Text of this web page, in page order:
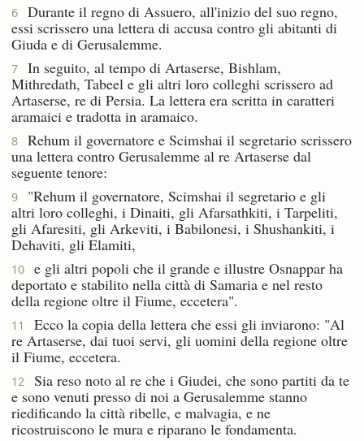
6
Durante il regno di Assuero, all'inizio del suo regno,
essi scrissero una lettera di accusa contro gli abitanti di
Giuda e di Gerusalemme.
7
In seguito, al tempo di Artaserse, Bishlam,
Mithredath, Tabeel e gli altri loro colleghi scrissero ad
Artaserse, re di Persia. La lettera era scritta in caratteri
aramaici e tradotta in aramaico.
8
Rehum il governatore e Scimshai il segretario scrissero
una lettera contro Gerusalemme al re Artaserse dal
seguente tenore:
9
"Rehum il governatore, Scimshai il segretario e gli
altri loro colleghi, i Dinaiti, gli Afarsathkiti, i Tarpeliti,
gli Afaresiti, gli Arkeviti, i Babilonesi, i Shushankiti, i
Dehaviti, gli Elamiti,
10
e gli altri popoli che il grande e illustre Osnappar ha
deportato e stabilito nella città di Samaria e nel resto
della regione oltre il Fiume, eccetera".
11
Ecco la copia della lettera che essi gli inviarono: "Al
re Artaserse, dai tuoi servi, gli uomini della regione oltre
il Fiume, eccetera.
12
Sia reso noto al re che i Giudei, che sono partiti da te
e sono venuti presso di noi a Gerusalemme stanno
riedificando la città ribelle, e malvagia, e ne
ricostruiscono le mura e riparano le fondamenta.